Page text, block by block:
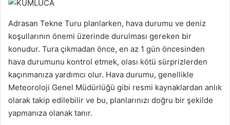
Adrasan Tekne Turu planlarken, hava durumu ve deniz
koşullarının önemi üzerinde durulması gereken bir
konudur. Tura çıkmadan önce, en az 1 gün öncesinden
hava durumunu kontrol etmek, olası kötü sürprizlerden
kaçınmanıza yardımcı olur. Hava durumu, genellikle
Meteoroloji Genel Müdürlüğü gibi resmi kaynaklardan anlık
olarak takip edilebilir ve bu, planlarınızı doğru bir şekilde
yapmanıza olanak tanır.